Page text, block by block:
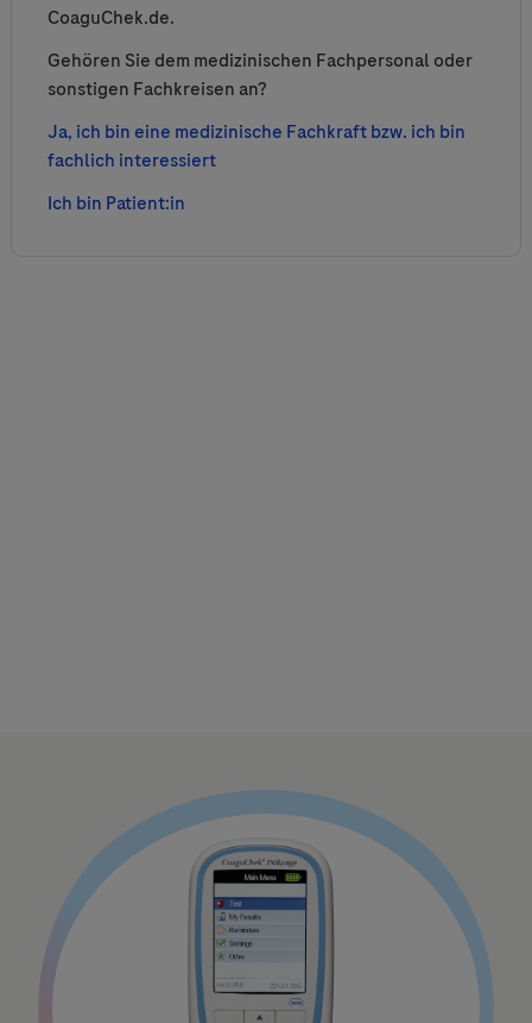
CoaguChek.de.
Gehören Sie dem medizinischen Fachpersonal oder
sonstigen Fachkreisen an?
Ja, ich bin eine medizinische Fachkraft bzw. ich bin
fachlich interessiert
Ich bin Patient:in